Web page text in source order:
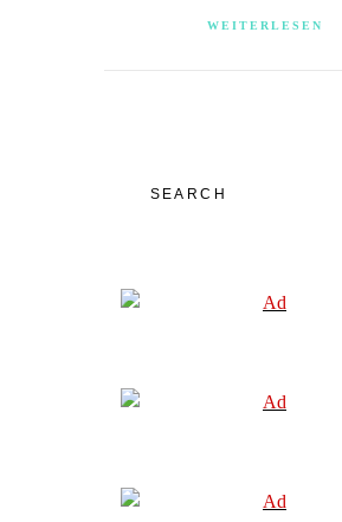
WEITERLESEN